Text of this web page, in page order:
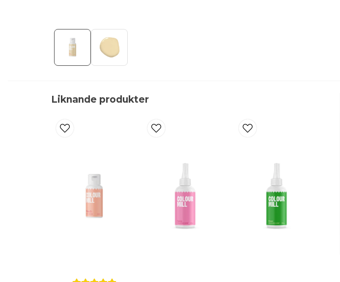
Liknande produkter